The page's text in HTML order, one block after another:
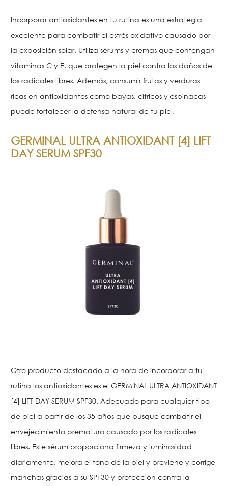
Incorporar antioxidantes en tu rutina es una estrategia
excelente para combatir el estrés oxidativo causado por
la exposición solar. Utiliza sérums y cremas que contengan
vitaminas C y E, que protegen la piel contra los daños de
los radicales libres. Además, consumir frutas y verduras
ricas en antioxidantes como bayas, cítricos y espinacas
puede fortalecer la defensa natural de tu piel.
GERMINAL ULTRA ANTIOXIDANT [4] LIFT
DAY SERUM SPF30
Otro producto destacado a la hora de incorporar a tu
rutina los antioxidantes es el GERMINAL ULTRA ANTIOXIDANT
[4] LIFT DAY SERUM SPF30. Adecuado para cualquier tipo
de piel a partir de los 35 años que busque combatir el
envejecimiento prematuro causado por los radicales
libres. Este sérum proporciona firmeza y luminosidad
diariamente, mejora el tono de la piel y previene y corrige
manchas gracias a su SPF30 y protección contra la